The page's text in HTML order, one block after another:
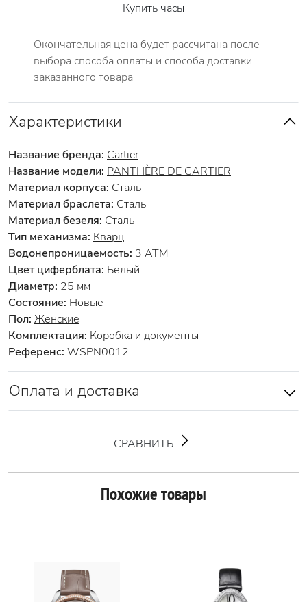
Купить часы
Окончательная цена будет рассчитана после
выбора способа оплаты и способа доставки
заказанного товара
Характеристики
Название бренда: Cartier
Название модели: PANTHÈRE DE CARTIER
Материал корпуса: Сталь
Материал браслета: Сталь
Материал безеля: Сталь
Тип механизма: Кварц
Водонепроницаемость: 3 АТМ
Цвет циферблата: Белый
Диаметр: 25 мм
Состояние: Новые
Пол: Женские
Комплектация: Коробка и документы
Референс: WSPN0012
Оплата и доставка
СРАВНИТЬ
Похожие товары